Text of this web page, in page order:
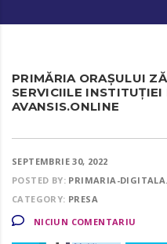
PRIMĂRIA ORAȘULUI
SERVICIILE
AVANSIS.ONLINE
SEPTEMBRIE 30, 2022
POSTED BY: PRIMARIA-
CATEGORY: PRESA
NICIUN COMENTARIU